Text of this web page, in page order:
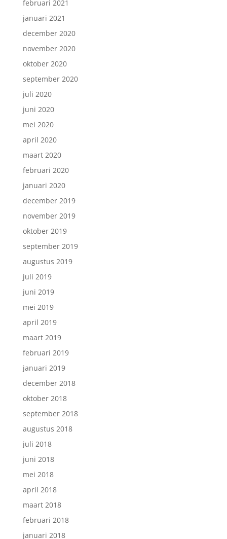
februari 2021
januari 2021
december 2020
november 2020
oktober 2020
september 2020
juli 2020
juni 2020
mei 2020
april 2020
maart 2020
februari 2020
januari 2020
december 2019
november 2019
oktober 2019
september 2019
augustus 2019
juli 2019
juni 2019
mei 2019
april 2019
maart 2019
februari 2019
januari 2019
december 2018
oktober 2018
september 2018
augustus 2018
juli 2018
juni 2018
mei 2018
april 2018
maart 2018
februari 2018
januari 2018